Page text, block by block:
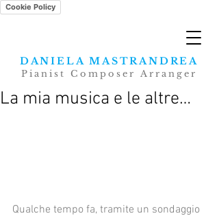
Cookie Policy
DANIELA MASTRANDREA
Pianist Composer Arranger
La mia musica e le altre…
Qualche tempo fa, tramite un sondaggio